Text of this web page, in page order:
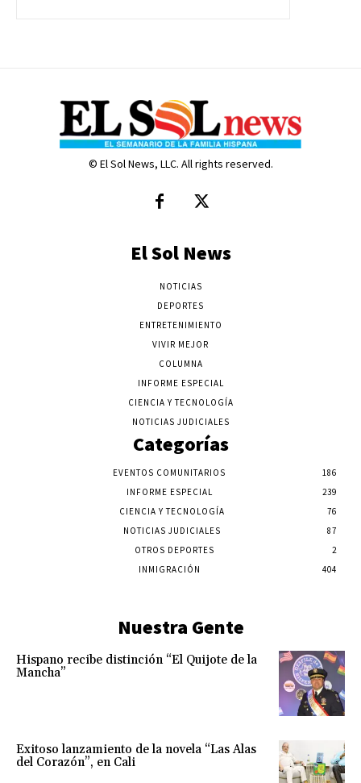
© El Sol News, LLC. All rights reserved.
El Sol News
NOTICIAS
DEPORTES
ENTRETENIMIENTO
VIVIR MEJOR
COLUMNA
INFORME ESPECIAL
CIENCIA Y TECNOLOGÍA
NOTICIAS JUDICIALES
Categorías
EVENTOS COMUNITARIOS
186
INFORME ESPECIAL
239
CIENCIA Y TECNOLOGÍA
76
NOTICIAS JUDICIALES
87
OTROS DEPORTES
2
INMIGRACIÓN
404
Nuestra Gente
Hispano recibe distinción “El Quijote de la
Mancha”
Exitoso lanzamiento de la novela “Las Alas
del Corazón”, en Cali